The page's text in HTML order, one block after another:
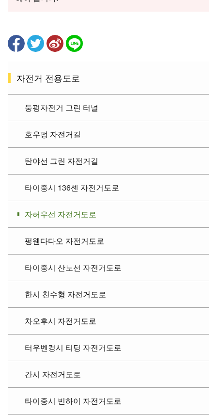
자전거 전용도로
둥펑자전거 그린 터널
호우펑 자전거길
탄야선 그린 자전거길
타이중시 136셴 자전거도로
자허우선 자전거도로
펑웬다다오 자전거도로
타이중시 산노선 자전거도로
한시 친수형 자전거도로
차오후시 자전거도로
터우볜컹시 티딩 자전거도로
간시 자전거도로
타이중시 빈하이 자전거도로